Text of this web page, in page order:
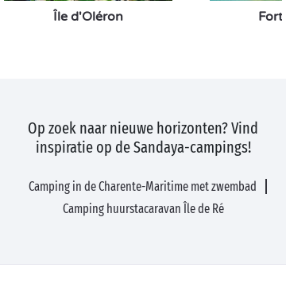
Île d'Oléron Fort
Op zoek naar nieuwe horizonten? Vind
inspiratie op de Sandaya-campings!
Camping in de Charente-Maritime met zwembad
Camping huurstacaravan Île de Ré